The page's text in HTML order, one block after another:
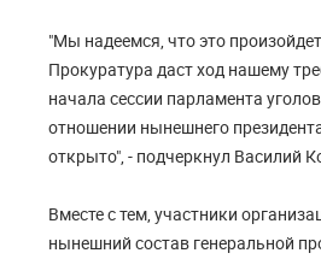
"Мы надеемся, что это
Прокуратура даст ход нашему
начала сессии парламента
отношении нынешнего
открыто", - подчеркнул Василий
Вместе с тем, участники
нынешний состав генеральной